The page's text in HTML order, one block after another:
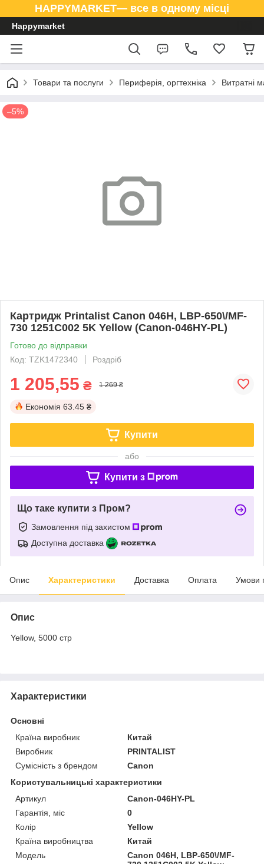
HAPPYMARKET— все в одному місці
Happymarket
Товари та послуги Периферія, оргтехніка Витратні
–5%
Картридж Printalist Canon 046H, LBP-650\/MF-
730 1251C002 5K Yellow (Canon-046HY-PL)
Готово до відправки
Код: TZK1472340
Роздріб
1 205,55 ₴ 1 269 ₴
Економія 63.45 ₴
Купити
або
Купити з
Що таке купити з Пром?
Замовлення під захистом
Доступна доставка
Опис Характеристики Доставка Оплата Умови
Опис
Yellow, 5000 стр
Характеристики
Основні
Країна виробник
Китай
Виробник
PRINTALIST
Сумісність з брендом
Canon
Користувальницькі характеристики
Артикул
Canon-046HY-PL
Гарантія, міс
0
Колір
Yellow
Країна виробництва
Китай
Мoдель
Canon 046H, LBP-650\/MF-